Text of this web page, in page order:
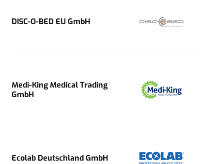
DISC-O-BED EU GmbH
Medi-King Medical Trading
GmbH
Ecolab Deutschland GmbH